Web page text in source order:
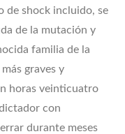
de shock incluido, se
de la mutación y
familia de la
graves y
horas veinticuatro
con
durante meses